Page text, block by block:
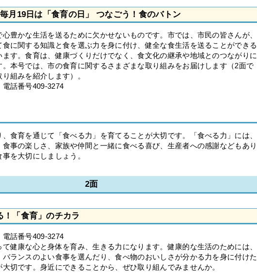
月19日は「食育の日」 つなごう！食のバトン
豊かな生活を送るために欠かせないものです。市では、市民の皆さんが、
に関する知識と食を選ぶ力を身に付け、健全な食生活を送ることができる
ます。食育は、健康づくりだけでなく、食文化の継承や地域とのつながりに
。本号では、市の食育に関するさまざまな取り組みをお届けします（2面で
組みを紹介します）。
話番号409-3274
食育を通じて「食べる力」を育てることが大切です。「食べる力」には、
事の楽しさ、家族や仲間と一緒に食べる喜び、生産者への感謝などもあり
を大切にしましょう。
2面
！「食育」のチカラ
話番号409-3274
健康な心と身体を育み、生きる力になります。健康的な生活のためには、
ランスのよい食事を選んだり、食べ物のおいしさが分かる力を身に付けた
切です。身近にできることから、ぜひ取り組んでみませんか。